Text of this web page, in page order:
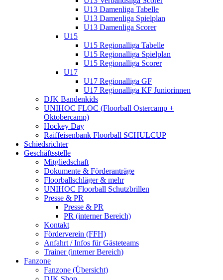
U13 Damenliga Tabelle
U13 Damenliga Spielplan
U13 Damenliga Scorer
U15
U15 Regionalliga Tabelle
U15 Regionalliga Spielplan
U15 Regionalliga Scorer
U17
U17 Regionalliga GF
U17 Regionalliga KF Juniorinnen
DJK Bandenkids
UNIHOC FLOC (Floorball Ostercamp +
Oktobercamp)
Hockey Day
Raiffeisenbank Floorball SCHULCUP
Schiedsrichter
Geschäftsstelle
Mitgliedschaft
Dokumente & Förderanträge
Floorballschläger & mehr
UNIHOC Floorball Schutzbrillen
Presse & PR
Presse & PR
PR (interner Bereich)
Kontakt
Förderverein (FFH)
Anfahrt / Infos für Gästeteams
Trainer (interner Bereich)
Fanzone
Fanzone (Übersicht)